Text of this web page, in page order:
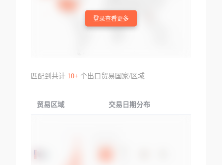
登录查看更多
匹配到共计 10+个出口贸易国家/区域
贸易区域 交易日期分布